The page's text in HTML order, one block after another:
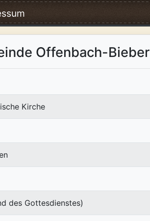
Offenbach-Bieber
Kirche
des Gottesdienstes)